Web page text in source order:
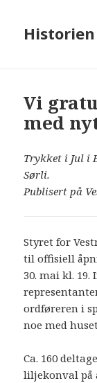
Vi
med
Trykket i Jul i
Sørli.
Publisert på
Styret for
til offisiell
30. mai kl.
ordføreren i
noe med
Ca. 160
liljekonval på